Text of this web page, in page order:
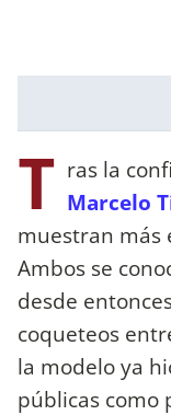
T ras la
Marcelo
muestran más
Ambos se
desde
coqueteos
la modelo ya
públicas como